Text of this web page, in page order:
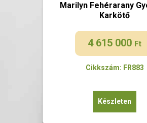
Marilyn Fehérarany
Karkötő
4 615 000 Ft
Cikkszám: FR883
Készleten